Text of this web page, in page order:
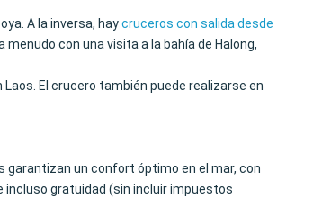
A la inversa, haycruceros con salida desde
menudo con una visita a la bahía de Halong,
El crucero también puede realizarse en
un confort óptimo en el mar, con
gratuidad (sin incluir impuestos